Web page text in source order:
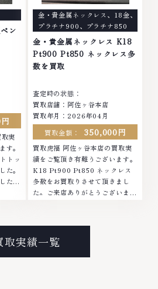
腕時
りを
段の
点一
ってしまった腕時計、多くのお品
物の高価買取りを実現しており、
他店ではお値段の付かなかったお
品物でも、一点一点丁寧に無料で
査定します。お気軽にご連絡くだ
さい。TEL: 0120-959-764営
業時間: 10:00～19:00定休日: 年
ン
実
す。
トッ
た。
た。
金・
貴金
ュエ
は特
金・貴金属ネックレス 、 18金、
プラチナ900、 プラチナ850
金・貴金属ネックレス K18
Pt900 Pt850 ネックレス多
数を買取
査定時の状態：
買取店舗：阿佐ヶ谷本店
買取年月：2026年04月
買取金額：
350,000円
買取虎福 阿佐ヶ谷本店の買取実
績をご覧頂き有難うございます。
K18 Pt900 Pt850 ネックレス
多数をお買取りさせて頂きまし
た。ご来店ありがとうございまし
ブランド衣類 お酒買取りのこと
なら、お任せくださいなかでも
金・プラチナ等のアクセサリー・
貴金属・宝石・ダイヤモンド・ジ
取実績一覧